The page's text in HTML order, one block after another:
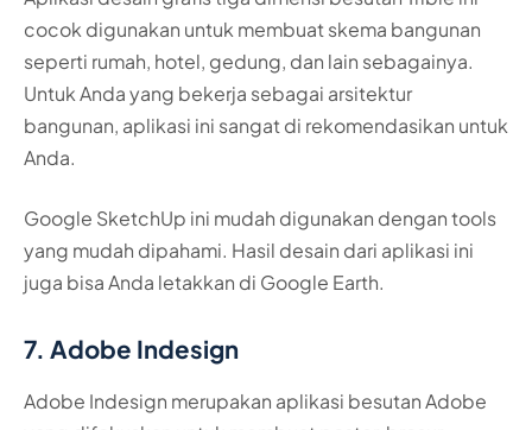
cocok digunakan untuk membuat skema bangunan
seperti rumah, hotel, gedung, dan lain sebagainya.
Untuk Anda yang bekerja sebagai arsitektur
bangunan, aplikasi ini sangat di rekomendasikan untuk
Anda.
Google SketchUp ini mudah digunakan dengan tools
yang mudah dipahami. Hasil desain dari aplikasi ini
juga bisa Anda letakkan di Google Earth.
7. Adobe Indesign
Adobe Indesign merupakan aplikasi besutan Adobe